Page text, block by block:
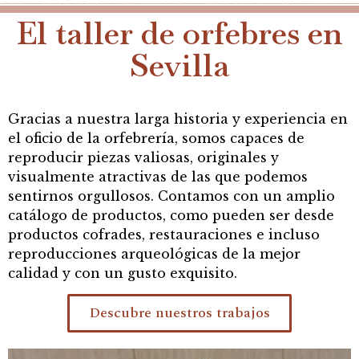
El taller de orfebres en
Sevilla
Gracias a nuestra larga historia y experiencia en
el oficio de la orfebrería, somos capaces de
reproducir piezas valiosas, originales y
visualmente atractivas de las que podemos
sentirnos orgullosos. Contamos con un amplio
catálogo de productos, como pueden ser desde
productos cofrades, restauraciones e incluso
reproducciones arqueológicas de la mejor
calidad y con un gusto exquisito.
Descubre nuestros trabajos